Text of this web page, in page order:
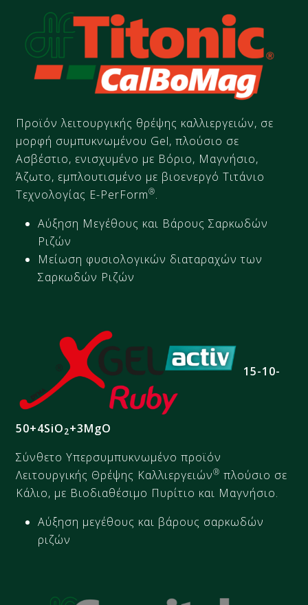
Προϊόν λειτουργικής θρέψης καλλιεργειών, σε
μορφή συμπυκνωμένου Gel, πλούσιο σε
Ασβέστιο, ενισχυμένο με Βόριο, Μαγνήσιο,
Άζωτο, εμπλουτισμένο με βιοενεργό Τιτάνιο
Τεχνολογίας E-PerForm®.
Αύξηση Μεγέθους και Βάρους Σαρκωδών
Ριζών
Μείωση φυσιολογικών διαταραχών των
Σαρκωδών Ριζών
15-10-
50+4SiO2+3MgO
ΣύνθετοΥπερσυμπυκνωμένο προϊόν
Λειτουργικής Θρέψης Καλλιεργειών® πλούσιο σε
Κάλιο, με Βιοδιαθέσιμο Πυρίτιο και Μαγνήσιο.
Αύξηση μεγέθους και βάρους σαρκωδών
ριζών